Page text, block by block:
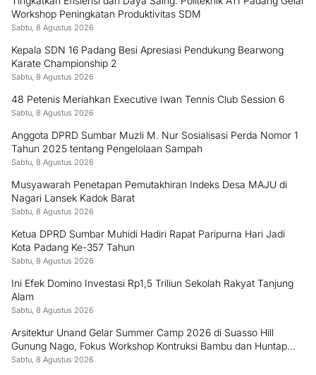
Workshop Peningkatan Produktivitas SDM
Sabtu, 8 Agustus 2026
Kepala SDN 16 Padang Besi Apresiasi Pendukung Bearwong
Karate Championship 2
Sabtu, 8 Agustus 2026
48 Petenis Meriahkan Executive Iwan Tennis Club Session 6
Sabtu, 8 Agustus 2026
Anggota DPRD Sumbar Muzli M. Nur Sosialisasi Perda Nomor 1
Tahun 2025 tentang Pengelolaan Sampah
Sabtu, 8 Agustus 2026
Musyawarah Penetapan Pemutakhiran Indeks Desa MAJU di
Nagari Lansek Kadok Barat
Sabtu, 8 Agustus 2026
Ketua DPRD Sumbar Muhidi Hadiri Rapat Paripurna Hari Jadi
Kota Padang Ke-357 Tahun
Sabtu, 8 Agustus 2026
Ini Efek Domino Investasi Rp1,5 Triliun Sekolah Rakyat Tanjung
Alam
Sabtu, 8 Agustus 2026
Arsitektur Unand Gelar Summer Camp 2026 di Suasso Hill
Gunung Nago, Fokus Workshop Kontruksi Bambu dan Huntap
Kayu
Sabtu, 8 Agustus 2026